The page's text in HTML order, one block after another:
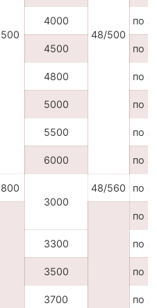
48/500
4000 по
4500 по
4800 по
5000 по
5500 по
6000 по
3000
48/560 по
по
3300 по
3500 по
3700 по